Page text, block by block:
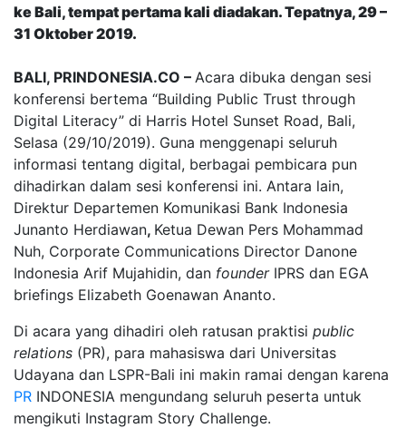
ke Bali, tempat pertama kali diadakan. Tepatnya, 29 –
31 Oktober 2019.
BALI, PRINDONESIA.CO – Acara dibuka dengan sesi
konferensi bertema “Building Public Trust through
Digital Literacy” di Harris Hotel Sunset Road, Bali,
Selasa (29/10/2019). Guna menggenapi seluruh
informasi tentang digital, berbagai pembicara pun
dihadirkan dalam sesi konferensi ini. Antara lain,
Direktur Departemen Komunikasi Bank Indonesia
Junanto Herdiawan, Ketua Dewan Pers Mohammad
Nuh, Corporate Communications Director Danone
Indonesia Arif Mujahidin, dan founder IPRS dan EGA
briefings Elizabeth Goenawan Ananto.
Di acara yang dihadiri oleh ratusan praktisi public
relations (PR), para mahasiswa dari Universitas
Udayana dan LSPR-Bali ini makin ramai dengan karena
PR INDONESIA mengundang seluruh peserta untuk
mengikuti Instagram Story Challenge.